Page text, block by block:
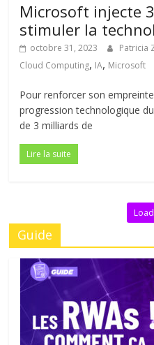
Microsoft injecte
stimuler la
octobre 31, 2023 Patricia
Cloud Computing, IA, Microsoft
Pour renforcer son
progression technologique
de 3 milliards de
Lire la suite
Guide